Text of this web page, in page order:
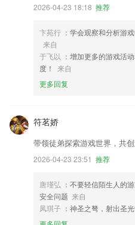
2026-04-23 18:18 推荐
卞苑行 ：学会观察和分析游
来自
于飞以 ：增加更多的游戏活
度！
来自
更多回复
符茗娇
带领徒弟探索游戏世界，共创
2026-04-23 23:51 推荐
唐瑾弘 ：不要轻信陌生人的
安全问题 来自
凤琪子 ：神圣之弩，射出圣